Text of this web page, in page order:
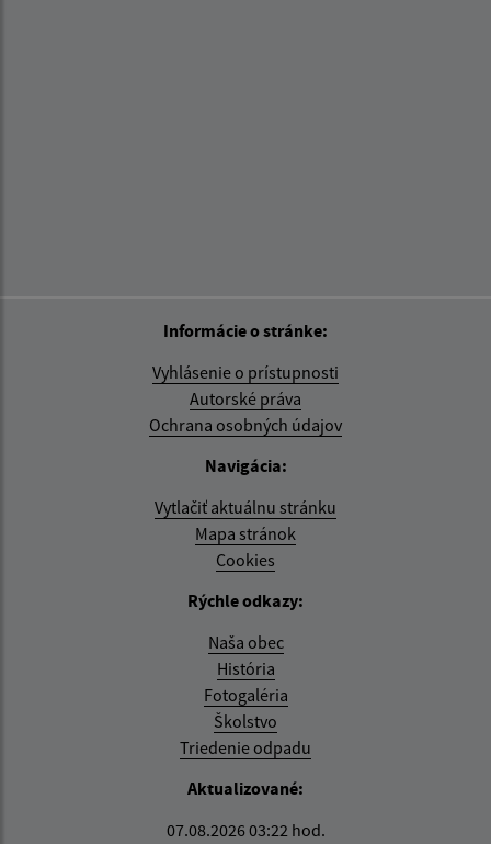
Informácie o stránke:
Vyhlásenie o prístupnosti
Autorské práva
Ochrana osobných údajov
Navigácia:
Vytlačiť aktuálnu stránku
Mapa stránok
Cookies
Rýchle odkazy:
Naša obec
História
Fotogaléria
Školstvo
Triedenie odpadu
Aktualizované:
07.08.2026 03:22 hod.